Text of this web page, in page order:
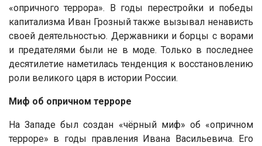
«опричного террора». В годы перестройки и победы
капитализма Иван Грозный также вызывал ненависть
своей деятельностью. Державники и борцы с ворами
и предателями были не в моде. Только в последнее
десятилетие наметилась тенденция к восстановлению
роли великого царя в истории России.
Миф об опричном терроре
На Западе был создан «чёрный миф» об «опричном
терроре» в годы правления Ивана Васильевича. Его